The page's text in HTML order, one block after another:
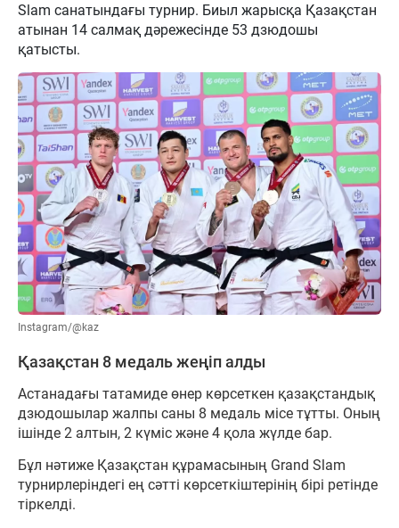
Slam санатындағы турнир. Биыл жарысқа Қазақстан
атынан 14 салмақ дәрежесінде 53 дзюдошы
қатысты.
Instagram/@kaz
Қазақстан 8 медаль жеңіп алды
Астанадағы татамиде өнер көрсеткен қазақстандық
дзюдошылар жалпы саны 8 медаль місе тұтты. Оның
ішінде 2 алтын, 2 күміс және 4 қола жүлде бар.
Бұл нәтиже Қазақстан құрамасының Grand Slam
турнирлеріндегі ең сәтті көрсеткіштерінің бірі ретінде
тіркелді.